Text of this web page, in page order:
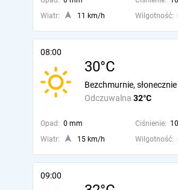
Wiatr:
11 km/h Wilgotność:
08:00
30°C
Odczuwalna 32°C
Bezchmurnie, słonecznie
Opad: 0 mm Ciśnienie:
Wiatr:
15 km/h Wilgotność:
09:00